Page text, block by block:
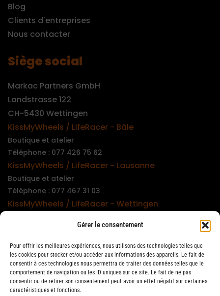
Gérer le consentement
Pour offrir les meilleures expériences, nous utilisons des technologies telles que
les cookies pour stocker et/ou accéder aux informations des appareils. Le fait de
consentir à ces technologies nous permettra de traiter des données telles que le
comportement de navigation ou les ID uniques sur ce site. Le fait de ne pas
consentir ou de retirer son consentement peut avoir un effet négatif sur certaines
caractéristiques et fonctions.
Blog
Clients d'entreprises
Nous contacter
Siège social
Markac Partners GmbH
Landstrasse 122
CH-5430 Wettingen
KissMyWheels / LifeRacer - Bâle
Boutique et atelier
Téléphone : 077 426 75 62
KissMyWheels / LifeRacer - Lausanne
Boutique et atelier
Téléphone : 077 467 31 03
KissMyWheels / LifeRacer - Wettingen
Téléphone : 079 747 00 36
KissMyWheels / LifeRacer - Zürich Unterstrass
Boutique et atelier
Téléphone : 078 261 06 40
KissMyWheels / LifeRacer - Zürich Wiedikon
Atelier